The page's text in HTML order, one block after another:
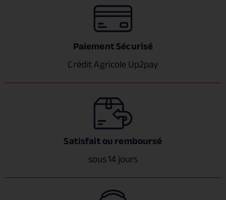
Paiement Sécurisé
Crédit Agricole Up2pay
Satisfait ou remboursé
sous 14 jours